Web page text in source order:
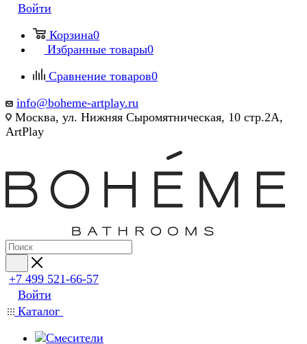
Войти
Корзина0
Избранные товары0
Сравнение товаров0
info@boheme-artplay.ru
Москва, ул. Нижняя Сыромятническая, 10 стр.2А,
ArtPlay
+7 499 521-66-57
Войти
Каталог